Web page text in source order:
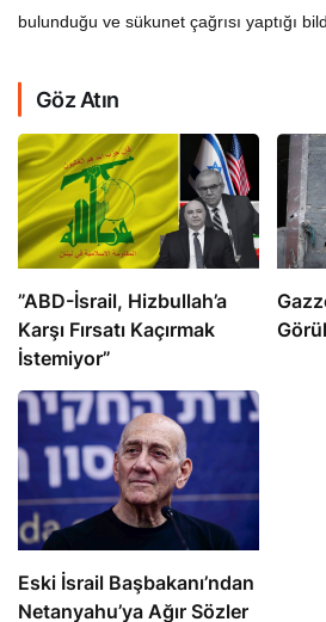
bulunduğu ve sükunet çağrısı yaptığı
Göz Atın
​​​​​​​”ABD-İsrail, Hizbullah’a
Karşı Fırsatı Kaçırmak
İstemiyor”
Eski İsrail Başbakanı’ndan
Netanyahu’ya Ağır Sözler